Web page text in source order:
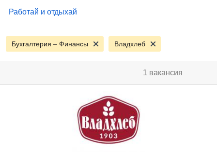
Работай и отдыхай
Бухгалтерия – Финансы Владхлеб
1 вакансия